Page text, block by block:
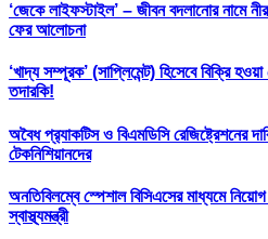
‘জেকে লাইফস্টাইল’ – জীবন বদলানোর নামে
ফের আলোচনা
‘খাদ্য সম্পূরক’ (সাপ্লিমেন্ট) হিসেবে বিক্রি
তদারকি!
অবৈধ প্র‍্যাকটিস ও বিএমডিসি রেজিষ্ট্রেশনের
টেকনিশিয়ানদের
অনতিবিলম্বে স্পেশাল বিসিএসের মাধ্যমে
স্বাস্থ্যমন্ত্রী